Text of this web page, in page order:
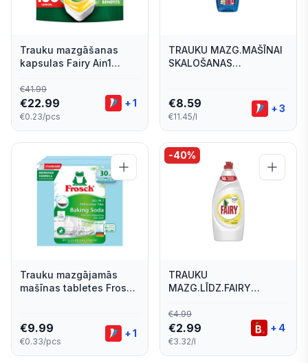
Trauku mazgāšanas
kapsulas Fairy Ain1
€41.99
€22.99
€0.23/pcs
+1
TRAUKU MAZG.MAŠĪNAI
SKALOŠANAS
€8.59
€11.45/l
+3
Trauku mazgājamās
mašīnas tabletes Frosch
€9.99
€0.33/pcs
+1
-40%
TRAUKU
MAZG.LĪDZ.FAIRY
€4.99
€2.99
€3.32/l
+ 4